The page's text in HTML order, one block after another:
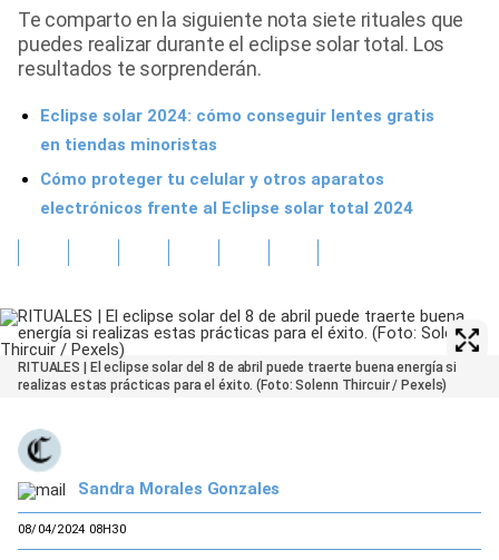
Vida Laboral
Te comparto en la siguiente nota siete rituales que
puedes realizar durante el eclipse solar total. Los
resultados te sorprenderán.
Eclipse solar 2024: cómo conseguir lentes gratis
en tiendas minoristas
Cómo proteger tu celular y otros aparatos
electrónicos frente al Eclipse solar total 2024
RITUALES | El eclipse solar del 8 de abril puede traerte buena energía si
realizas estas prácticas para el éxito. (Foto: Solenn Thircuir / Pexels)
Sandra Morales Gonzales
08/04/2024 08H30